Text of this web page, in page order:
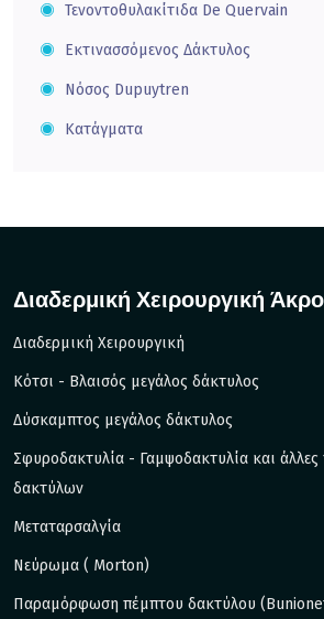
Τενοντοθυλακίτιδα De Quervain
Εκτινασσόμενος Δάκτυλος
Νόσος Dupuytren
Κατάγματα
Διαδερμική Χειρουργική
Διαδερμική Χειρουργική
Kότσι - Βλαισός μεγάλος δάκτυλος
Δύσκαμπτος μεγάλος δάκτυλος
Σφυροδακτυλία - Γαμψοδακτυλία και
δακτύλων
Μεταταρσαλγία
Νεύρωμα ( Morton)
Παραμόρφωση πέμπτου δακτύλου